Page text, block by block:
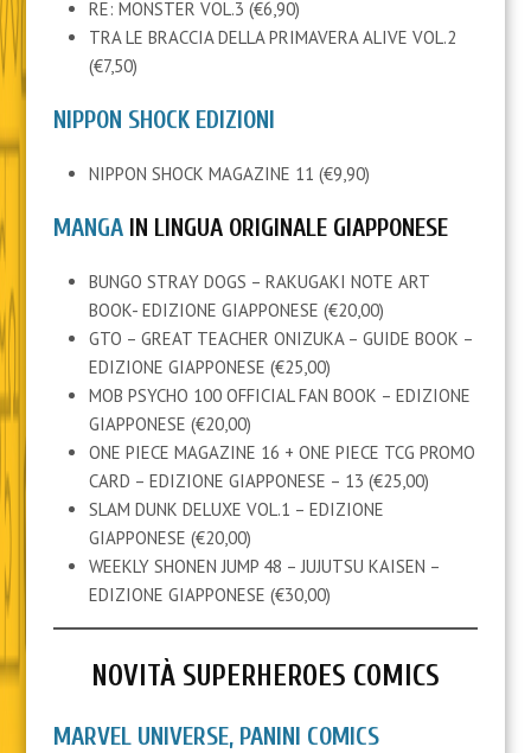
RE: MONSTER VOL.3 (€6,90)
TRA LE BRACCIA DELLA PRIMAVERA ALIVE VOL.2
(€7,50)
NIPPON SHOCK EDIZIONI
NIPPON SHOCK MAGAZINE 11 (€9,90)
MANGAIN LINGUA ORIGINALE GIAPPONESE
BUNGO STRAY DOGS – RAKUGAKI NOTE ART
BOOK- EDIZIONE GIAPPONESE (€20,00)
GTO – GREAT TEACHER ONIZUKA – GUIDE BOOK –
EDIZIONE GIAPPONESE (€25,00)
MOB PSYCHO 100 OFFICIAL FAN BOOK – EDIZIONE
GIAPPONESE (€20,00)
ONE PIECE MAGAZINE 16 + ONE PIECE TCG PROMO
CARD – EDIZIONE GIAPPONESE – 13 (€25,00)
SLAM DUNK DELUXE VOL.1 – EDIZIONE
GIAPPONESE (€20,00)
WEEKLY SHONEN JUMP 48 – JUJUTSU KAISEN –
EDIZIONE GIAPPONESE (€30,00)
NOVITÀ SUPERHEROES COMICS
MARVEL UNIVERSE, PANINI COMICS